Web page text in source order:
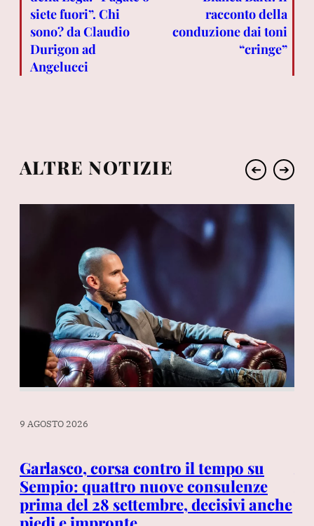
siete fuori”. Chi
sono? da Claudio
Durigon ad
Angelucci
racconto della
conduzione dai toni
“cringe”
ALTRE NOTIZIE ➔ ➔
9 AGOSTO 2026
Garlasco, corsa contro il tempo su
Sempio: quattro nuove consulenze
prima del 28 settembre, decisivi anche